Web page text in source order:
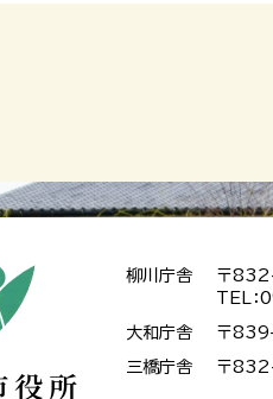
柳川庁舎
〒
TEL
大和庁舎 〒
三橋庁舎 〒